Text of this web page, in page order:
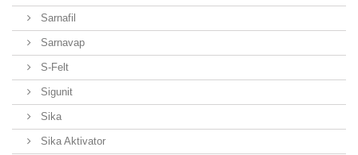
Sarnafil
Sarnavap
S-Felt
Sigunit
Sika
Sika Aktivator